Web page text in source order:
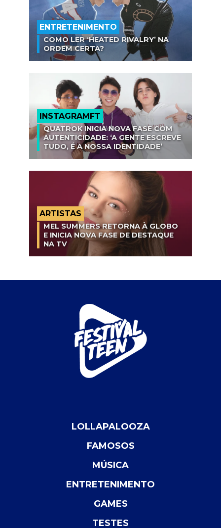
ENTRETENIMENTO
COMO LER ‘HEATED RIVALRY’ NA
ORDEM CERTA?
INSTAGRAMFT
QUATROK INICIA NOVA FASE COM
AUTENTICIDADE: ‘A GENTE ESCREVE
TUDO, É A NOSSA IDENTIDADE’
ARTISTAS
MEL SUMMERS RETORNA À GLOBO
E INICIA NOVA FASE DE DESTAQUE
NA TV
LOLLAPALOOZA
FAMOSOS
MÚSICA
ENTRETENIMENTO
GAMES
TESTES